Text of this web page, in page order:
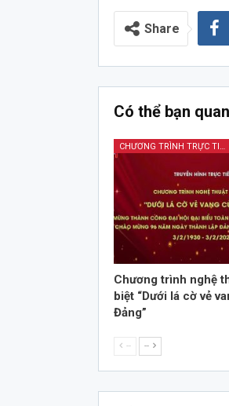
Audio
Share
Có thể bạn
CHƯƠNG TRÌNH TRỰC TIẾP
Chương trình nghệ
biệt “Dưới lá cờ vẻ
Đảng”
-- --